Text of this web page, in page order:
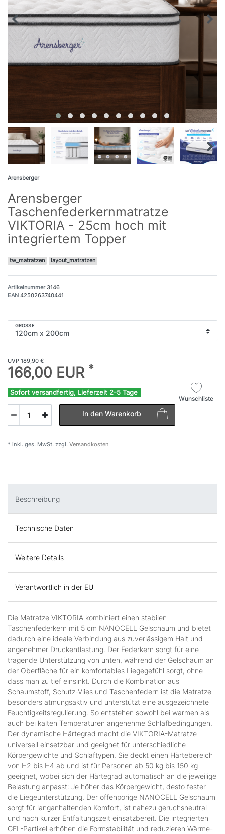
Arensberger
Arensberger
Taschenfederkernmatratze
VIKTORIA - 25cm hoch mit
integriertem Topper
tw_matratzen layout_matratzen
Artikelnummer 3146
EAN 4250263740441
GRÖSSE
UVP 189,90 €
166,00 EUR *
Sofort versandfertig, Lieferzeit 2-5 Tage
In den Warenkorb
Wunschliste
* inkl. ges. MwSt. zzgl. Versandkosten
Beschreibung
Technische Daten
Weitere Details
Verantwortlich in der EU
Die Matratze VIKTORIA kombiniert einen stabilen
Taschenfederkern mit 5 cm NANOCELL Gelschaum und bietet
dadurch eine ideale Verbindung aus zuverlässigem Halt und
angenehmer Druckentlastung. Der Federkern sorgt für eine
tragende Unterstützung von unten, während der Gelschaum an
der Oberfläche für ein komfortables Liegegefühl sorgt, ohne
dass man zu tief einsinkt. Durch die Kombination aus
Schaumstoff, Schutz-Vlies und Taschenfedern ist die Matratze
besonders atmungsaktiv und unterstützt eine ausgezeichnete
Feuchtigkeitsregulierung. So entstehen sowohl bei warmen als
auch bei kalten Temperaturen angenehme Schlafbedingungen.
Der dynamische Härtegrad macht die VIKTORIA-Matratze
universell einsetzbar und geeignet für unterschiedliche
Körpergewichte und Schlaftypen. Sie deckt einen Härtebereich
von H2 bis H4 ab und ist für Personen ab 50 kg bis 150 kg
geeignet, wobei sich der Härtegrad automatisch an die jeweilige
Belastung anpasst: Je höher das Körpergewicht, desto fester
die Liegeunterstützung. Der offenporige NANOCELL Gelschaum
sorgt für langanhaltenden Komfort, ist nahezu geruchsneutral
und nach kurzer Entfaltungszeit einsatzbereit. Die integrierten
GEL-Partikel erhöhen die Formstabilität und reduzieren Wärme-